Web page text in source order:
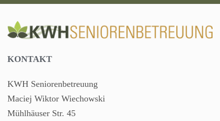
KONTAKT
KWH Seniorenbetreuung
Maciej Wiktor Wiechowski
Mühlhäuser Str. 45